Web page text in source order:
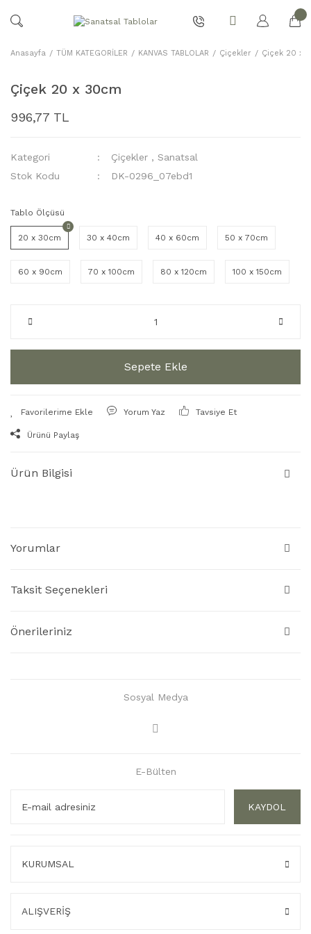
Anasayfa TÜM KATEGORİLER KANVAS TABLOLAR Çiçekler Çiçek 20 x
Çiçek 20 x 30cm
996,77 TL
Kategori Çiçekler ,Sanatsal
Stok Kodu
DK-0296_07ebd1
Tablo Ölçüsü
20 x 30cm 30 x 40cm 40 x 60cm 50 x 70cm
60 x 90cm 70 x 100cm 80 x 120cm 100 x 150cm
Sepete Ekle
Yorum Yaz Tavsiye Et
Ürünü Paylaş
Ürün Bilgisi
Yorumlar
Taksit Seçenekleri
Önerileriniz
Sosyal Medya
E-Bülten
KAYDOL
KURUMSAL
ALIŞVERİŞ